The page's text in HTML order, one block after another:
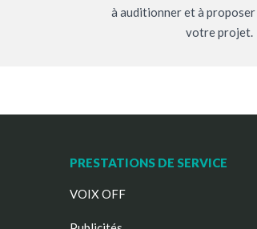
à auditionner et à
votre projet.
PRESTATIONS DE SERVICE
VOIX OFF